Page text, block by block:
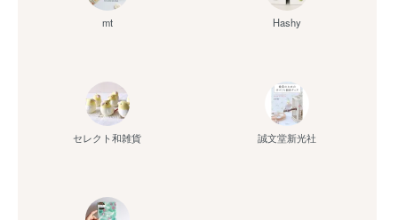
mt Hashy
セレクト和雑貨 誠文堂新光社